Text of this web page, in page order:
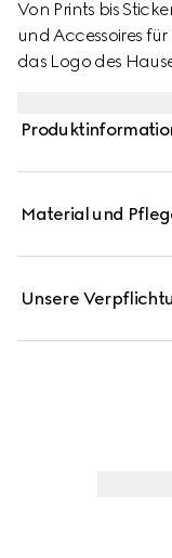
Von Prints bis
und Accessoires
das Logo des
von einem Etikett
Material und
Unsere